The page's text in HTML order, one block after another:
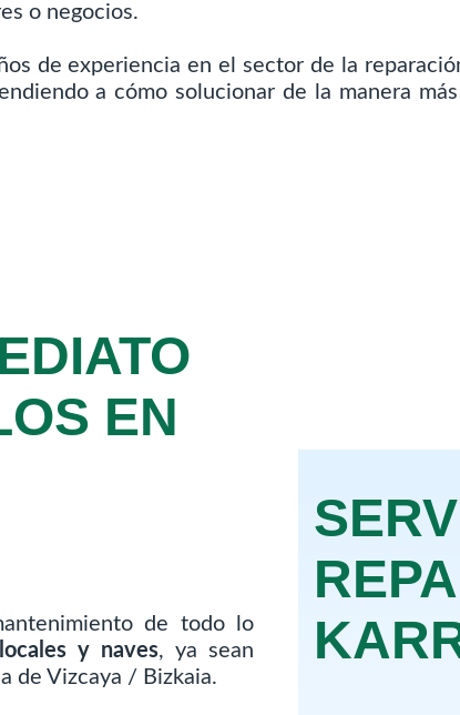
o negocios.
de experiencia en el sector de la
a cómo solucionar de la manera
EN
de todo lo
y naves, ya sean
de Vizcaya / Bizkaia.